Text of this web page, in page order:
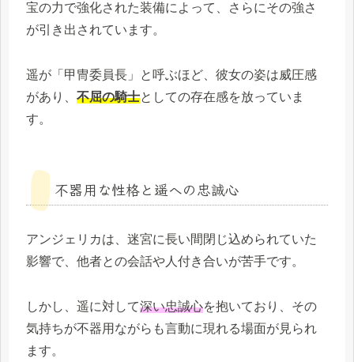
宝の力で強化された装備によって、さらにその強さ
が引き出されています。
遥が「甲冑委員長」と呼ぶほど、彼女の姿は威圧感
があり、 不屈の騎士としての存在感を放っていま
す。
不器用な性格と遥への忠誠心
アンジェリカは、迷宮に長い間閉じ込められていた
影響で、他者との会話や人付き合いが苦手です。
しかし、遥に対して深い忠誠心を抱いており、その
気持ちが不器用ながらも言動に現れる場面が見られ
ます。